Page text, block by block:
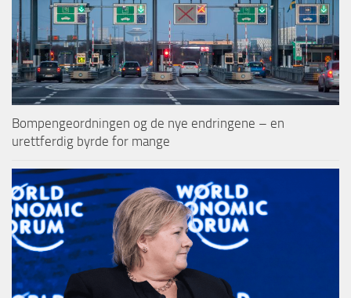
Bompengeordningen og de nye endringene – en
urettferdig byrde for mange